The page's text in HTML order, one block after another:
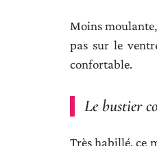
Moins
pas sur le
confortable.
Le bustier
Très habillé, ce